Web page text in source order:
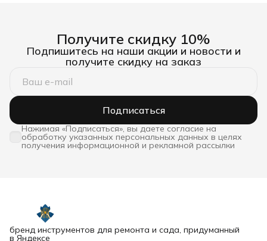
Получите скидку 10%
Подпишитесь на наши акции и новости и
получите скидку на заказ
Подписаться
Нажимая «Подписаться», вы даете согласие на
обработку указанных персональных данных в целях
получения информационной и рекламной рассылки
бренд инструментов для ремонта и сада, придуманный
в Яндексе